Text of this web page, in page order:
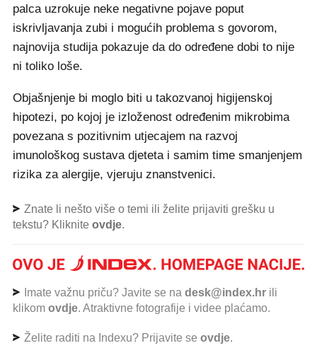
palca uzrokuje neke negativne pojave poput
iskrivljavanja zubi i mogućih problema s govorom,
najnovija studija pokazuje da do određene dobi to nije
ni toliko loše.
Objašnjenje bi moglo biti u takozvanoj higijenskoj
hipotezi, po kojoj je izloženost određenim mikrobima
povezana s pozitivnim utjecajem na razvoj
imunološkog sustava djeteta i samim time smanjenjem
rizika za alergije, vjeruju znanstvenici.
Znate li nešto više o temi ili želite prijaviti grešku u
tekstu? Kliknite ovdje.
Imate važnu priču? Javite se na desk@index.hr ili
klikom ovdje. Atraktivne fotografije i videe plaćamo.
Želite raditi na Indexu? Prijavite se ovdje.